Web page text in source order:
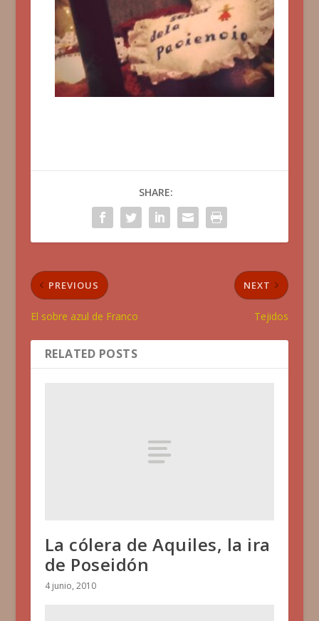
SHARE:
PREVIOUS
El sobre azul de Franco
NEXT
Tejidos
RELATED POSTS
La cólera de Aquiles, la ira
de Poseidón
4 junio, 2010